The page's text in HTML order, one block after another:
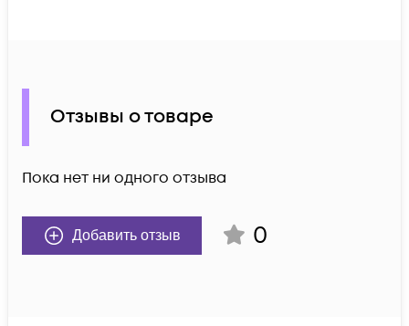
Отзывы о товаре
Пока нет ни одного отзыва
Добавить отзыв 0